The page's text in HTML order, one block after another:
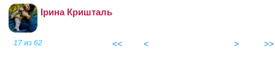
Ірина Кришталь
17 из 62 << < > >>